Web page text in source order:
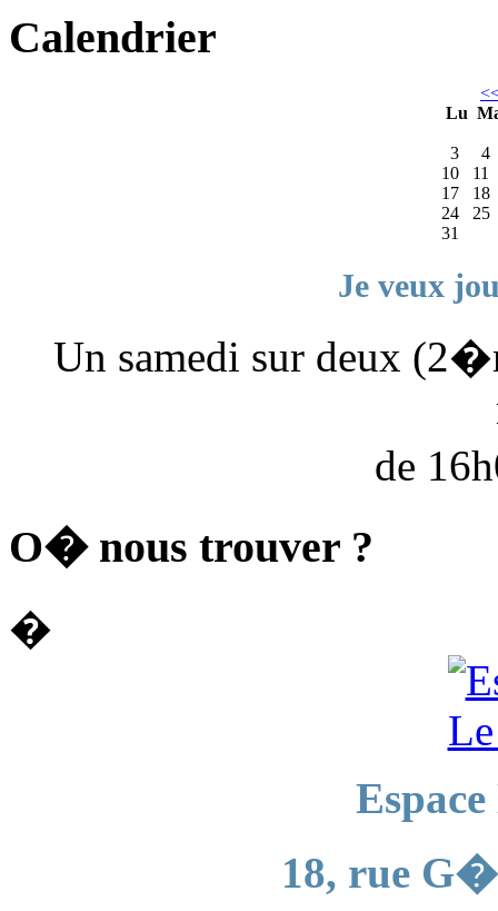
Calendrier
Lu
3
4
10
11
17
18
24
25
31
Je veux
Un samedi sur deux
de
O� nous trouver ?
�
18, rue